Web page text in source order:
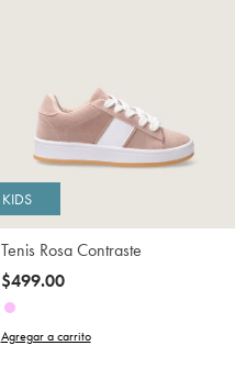
KIDS
Tenis Rosa Contraste
$499.00
Agregar a carrito